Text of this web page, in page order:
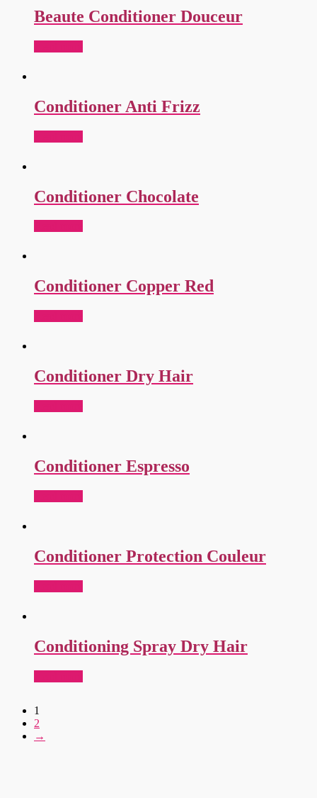
Beaute Conditioner Douceur
Conditioner Anti Frizz
Conditioner Chocolate
Conditioner Copper Red
Conditioner Dry Hair
Conditioner Espresso
Conditioner Protection Couleur
Conditioning Spray Dry Hair
1
2
→